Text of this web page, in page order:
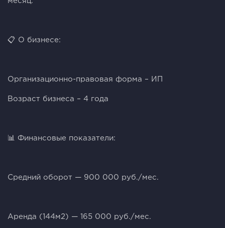
📋 О бизнесе:
Организационно-правовая форма – ИП
Возраст бизнеса – 4 года
📊 Финансовые показатели:
Cpeдний оборот — 900 000 руб./мес.
Аренда (144м2) — 165 000 руб./мес.